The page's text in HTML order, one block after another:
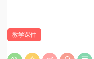
教学课件